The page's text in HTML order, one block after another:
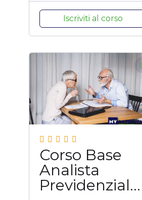
Iscriviti al corso
Corso Base
Analista
Previdenziale